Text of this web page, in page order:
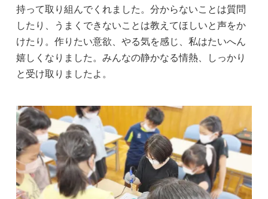
持って取り組んでくれました。分からないことは質問
したり、うまくできないことは教えてほしいと声をか
けたり。作りたい意欲、やる気を感じ、私はたいへん
嬉しくなりました。みんなの静かなる情熱、しっかり
と受け取りましたよ。